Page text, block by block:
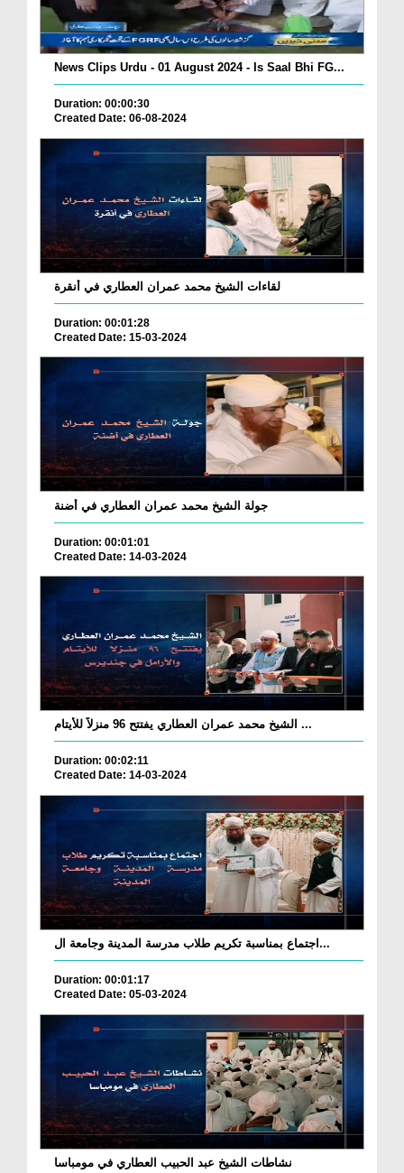
News Clips Urdu - 01 August 2024 - Is Saal Bhi FG...
Duration: 00:00:30
Created Date: 06-08-2024
لقاءات الشيخ محمد عمران العطاري في أنقرة
Duration: 00:01:28
Created Date: 15-03-2024
جولة الشيخ محمد عمران العطاري في أضنة
Duration: 00:01:01
Created Date: 14-03-2024
الشيخ محمد عمران العطاري يفتتح 96 منزلاً للأيتام ...
Duration: 00:02:11
Created Date: 14-03-2024
اجتماع بمناسبة تكريم طلاب مدرسة المدينة وجامعة ال...
Duration: 00:01:17
Created Date: 05-03-2024
نشاطات الشيخ عبد الحبيب العطاري في مومباسا